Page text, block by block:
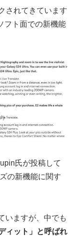
されてきています
フト面での新機能
氏が投稿して
の新機能に関す
いますが、中でも
ィット」と呼ばれ